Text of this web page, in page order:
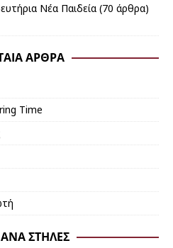
Νέα Παιδεία (70 άρθρα)
ΆΡΘΡΑ
Time
ΣΤΉΛΕΣ